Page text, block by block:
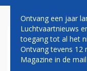
Ontvang een jaar
Luchtvaartnieuws
toegang tot al het
Ontvang tevens 12
Magazine in de